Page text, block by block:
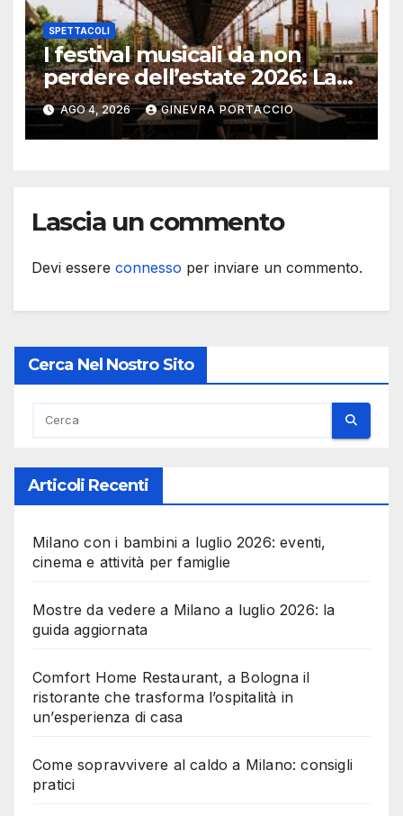
SPETTACOLI
I festival musicali da non
perdere dell’estate 2026: La
guida definitiva
AGO 4, 2026 GINEVRA PORTACCIO
Lascia un commento
Devi essere connesso per inviare un commento.
Cerca Nel Nostro Sito
Articoli Recenti
Milano con i bambini a luglio 2026: eventi,
cinema e attività per famiglie
Mostre da vedere a Milano a luglio 2026: la
guida aggiornata
Comfort Home Restaurant, a Bologna il
ristorante che trasforma l’ospitalità in
un’esperienza di casa
Come sopravvivere al caldo a Milano: consigli
pratici